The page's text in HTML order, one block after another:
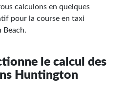
calculons en quelques
pour la course en taxi
Beach.
le calcul des
Huntington